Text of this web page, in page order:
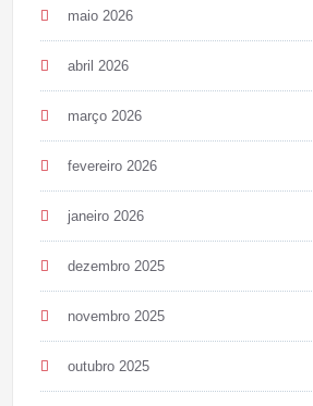
maio 2026
abril 2026
março 2026
fevereiro 2026
janeiro 2026
dezembro 2025
novembro 2025
outubro 2025